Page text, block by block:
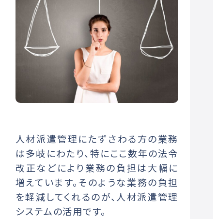
人材派遣管理にたずさわる方の業務
は多岐にわたり、特にここ数年の法令
改正などにより業務の負担は大幅に
増えています。そのような業務の負担
を軽減してくれるのが、人材派遣管理
システムの活用です。